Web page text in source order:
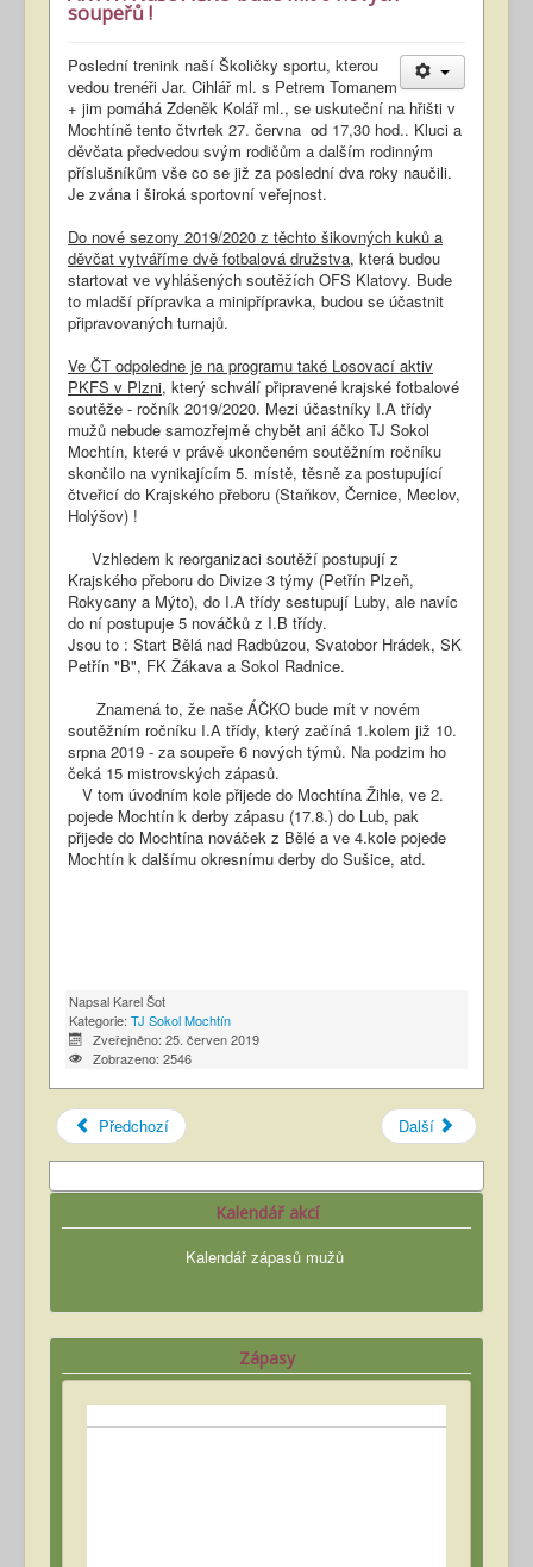
soupeřů !
Poslední trenink naší Školičky sportu, kterou
vedou trenéři Jar. Cihlář ml. s Petrem Tomanem
+ jim pomáhá Zdeněk Kolář ml., se uskuteční na hřišti v
Mochtíně tento čtvrtek 27. června od 17,30 hod.. Kluci a
děvčata předvedou svým rodičům a dalším rodinným
příslušníkům vše co se již za poslední dva roky naučili.
Je zvána i široká sportovní veřejnost.
Do nové sezony 2019/2020 z těchto šikovných kuků a
děvčat vytváříme dvě fotbalová družstva, která budou
startovat ve vyhlášených soutěžích OFS Klatovy. Bude
to mladší přípravka a minipřípravka, budou se účastnit
připravovaných turnajů.
Ve ČT odpoledne je na programu také Losovací aktiv
PKFS v Plzni, který schválí připravené krajské fotbalové
soutěže - ročník 2019/2020. Mezi účastníky I.A třídy
mužů nebude samozřejmě chybět ani áčko TJ Sokol
Mochtín, které v právě ukončeném soutěžním ročníku
skončilo na vynikajícím 5. místě, těsně za postupující
čtveřicí do Krajského přeboru (Staňkov, Černice, Meclov,
Holýšov) !
Vzhledem k reorganizaci soutěží postupují z
Krajského přeboru do Divize 3 týmy (Petřín Plzeň,
Rokycany a Mýto), do I.A třídy sestupují Luby, ale navíc
do ní postupuje 5 nováčků z I.B třídy.
Jsou to : Start Bělá nad Radbůzou, Svatobor Hrádek, SK
Petřín "B", FK Žákava a Sokol Radnice.
Znamená to, že naše ÁČKO bude mít v novém
soutěžním ročníku I.A třídy, který začíná 1.kolem již 10.
srpna 2019 - za soupeře 6 nových týmů. Na podzim ho
čeká 15 mistrovských zápasů.
V tom úvodním kole přijede do Mochtína Žihle, ve 2.
pojede Mochtín k derby zápasu (17.8.) do Lub, pak
přijede do Mochtína nováček z Bělé a ve 4.kole pojede
Mochtín k dalšímu okresnímu derby do Sušice, atd.
Napsal Karel Šot
Kategorie: TJ Sokol Mochtín
Zveřejněno: 25. červen 2019
Zobrazeno: 2546
Předchozí Další
Kalendář akcí
Kalendář zápasů mužů
Zápasy